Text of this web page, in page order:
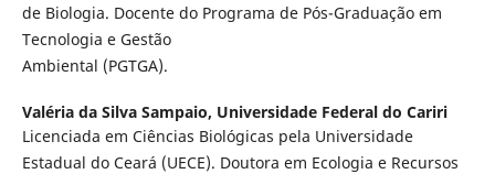
de Biologia. Docente do Programa de Pós-Graduação em
Tecnologia e Gestão
Ambiental (PGTGA).
Valéria da Silva Sampaio, Universidade Federal do Cariri
Licenciada em Ciências Biológicas pela Universidade
Estadual do Ceará (UECE). Doutora em Ecologia e Recursos